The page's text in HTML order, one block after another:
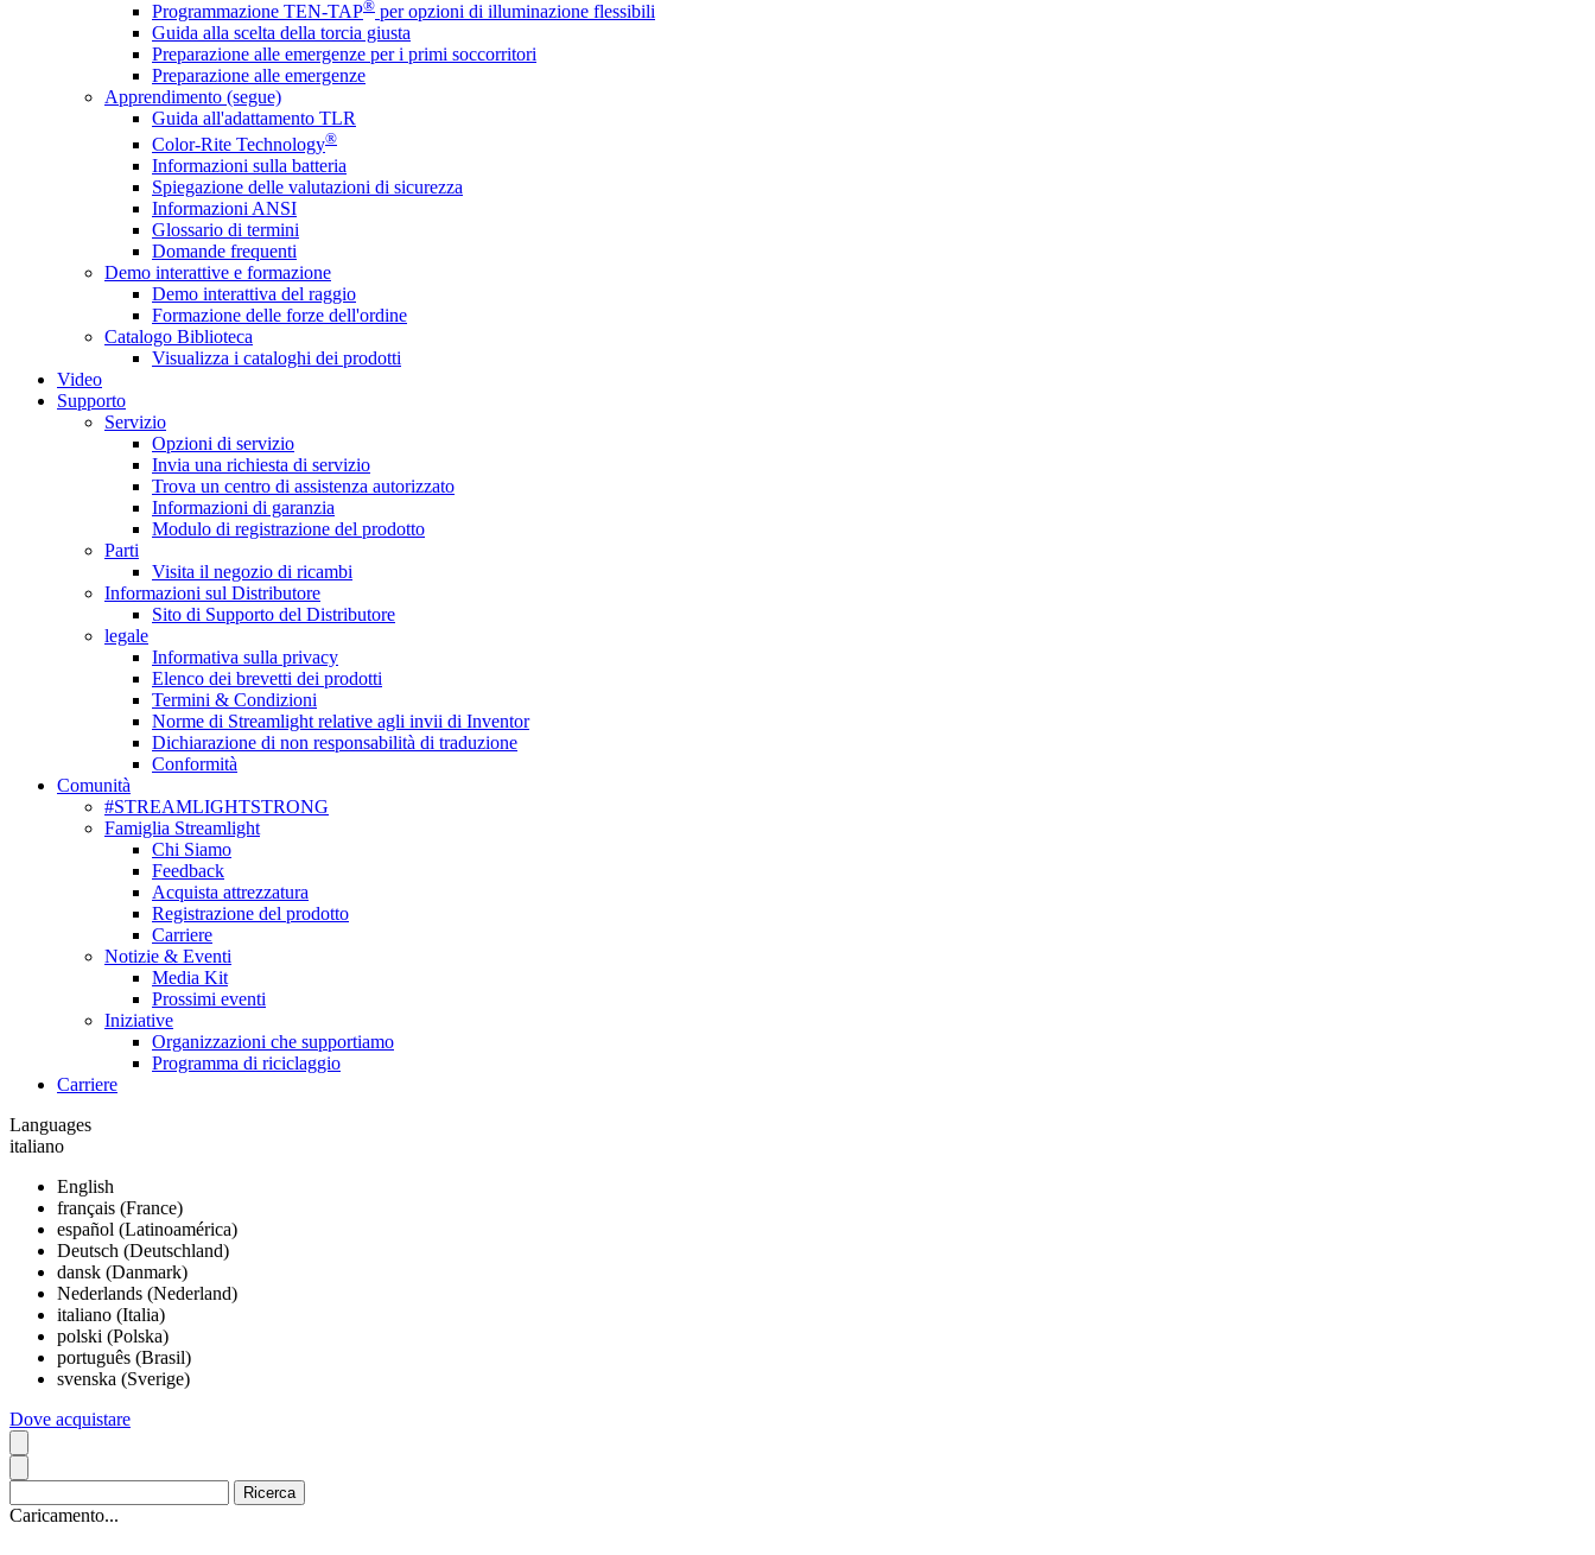
Programmazione TEN-TAP® per opzioni di illuminazione flessibili
Guida alla scelta della torcia giusta
Preparazione alle emergenze per i primi soccorritori
Preparazione alle emergenze
Apprendimento (segue)
Guida all'adattamento TLR
Color-Rite Technology®
Informazioni sulla batteria
Spiegazione delle valutazioni di sicurezza
Informazioni ANSI
Glossario di termini
Domande frequenti
Demo interattive e formazione
Demo interattiva del raggio
Formazione delle forze dell'ordine
Catalogo Biblioteca
Visualizza i cataloghi dei prodotti
Video
Supporto
Servizio
Opzioni di servizio
Invia una richiesta di servizio
Trova un centro di assistenza autorizzato
Informazioni di garanzia
Modulo di registrazione del prodotto
Parti
Visita il negozio di ricambi
Informazioni sul Distributore
Sito di Supporto del Distributore
legale
Informativa sulla privacy
Elenco dei brevetti dei prodotti
Termini & Condizioni
Norme di Streamlight relative agli invii di Inventor
Dichiarazione di non responsabilità di traduzione
Conformità
Comunità
#STREAMLIGHTSTRONG
Famiglia Streamlight
Chi Siamo
Feedback
Acquista attrezzatura
Registrazione del prodotto
Carriere
Notizie & Eventi
Media Kit
Prossimi eventi
Iniziative
Organizzazioni che supportiamo
Programma di riciclaggio
Carriere
Languages
italiano
English
français (France)
español (Latinoamérica)
Deutsch (Deutschland)
dansk (Danmark)
Nederlands (Nederland)
italiano (Italia)
polski (Polska)
português (Brasil)
svenska (Sverige)
Dove acquistare
Caricamento...